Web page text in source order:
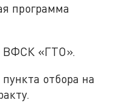
программа
ВФСК «ГТО».
отбора на